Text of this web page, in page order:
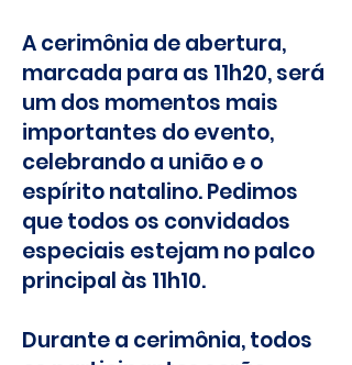
A cerimônia de abertura,
marcada para as 11h20, será
um dos momentos mais
importantes do evento,
celebrando a união e o
espírito natalino. Pedimos
que todos os convidados
especiais estejam no palco
principal às 11h10.
Durante a cerimônia, todos